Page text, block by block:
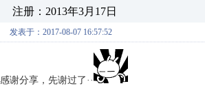
注册：2013年3月17日
发表于：2017-08-07 16:57:52
感谢分享，先谢过了··